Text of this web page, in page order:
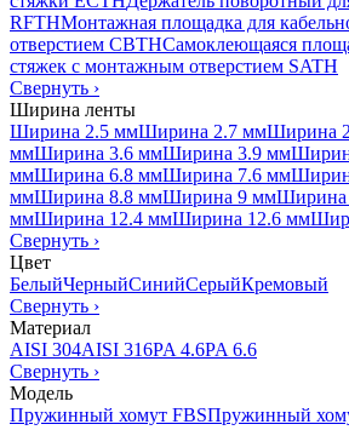
RFTHМонтажная площадка для
отверстием CBTHСамоклеющаяся
стяжек с монтажным отверстием SATH
Свернуть ›
Ширина ленты
Ширина 2.5 ммШирина 2.7 ммШирина
ммШирина 3.6 ммШирина 3.9 мм
ммШирина 6.8 ммШирина 7.6 мм
ммШирина 8.8 ммШирина 9 ммШирина
ммШирина 12.4 ммШирина 12.6 мм
Свернуть ›
Цвет
БелыйЧерныйСинийСерыйКремовый
Свернуть ›
Материал
AISI 304AISI 316PA 4.6PA 6.6
Свернуть ›
Модель
Пружинный хомут FBSПружинный